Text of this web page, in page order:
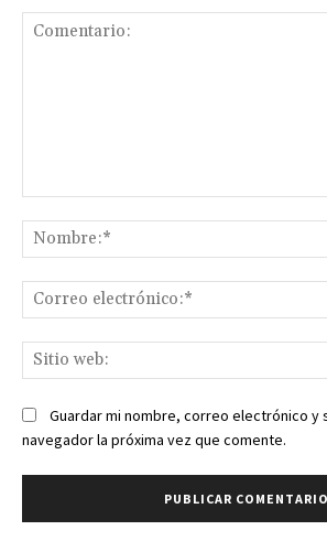
Guardar mi nombre, correo electrónico y
navegador la próxima vez que comente.